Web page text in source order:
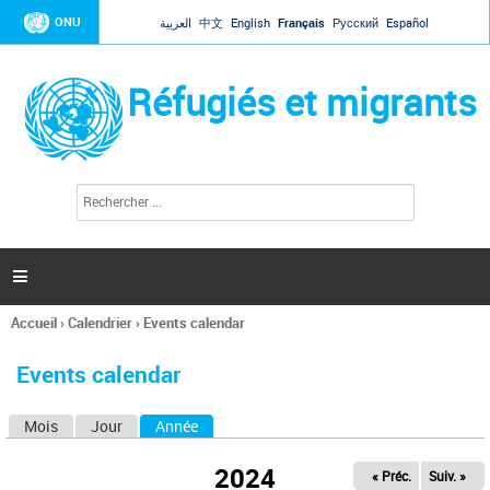
Jump to navigation
ONU العربية 中文 English Français Русский Español
Réfugiés et migrants
l
c
h
e

Vous
ici
Accueil›Calendrier› Events calendar
Events calendar
Mois Jour Année
2024 « Préc. Suiv. »